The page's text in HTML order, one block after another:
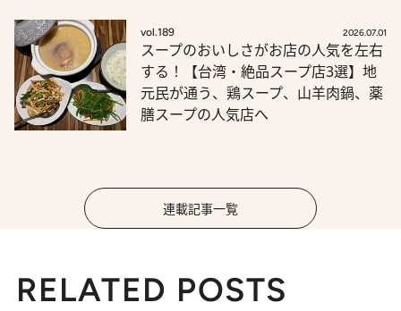
vol.189 2026.07.01
スープのおいしさがお店の人気を左右
する！【台湾・絶品スープ店3選】地
元民が通う、鶏スープ、山羊肉鍋、薬
膳スープの人気店へ
連載記事一覧
RELATED POSTS